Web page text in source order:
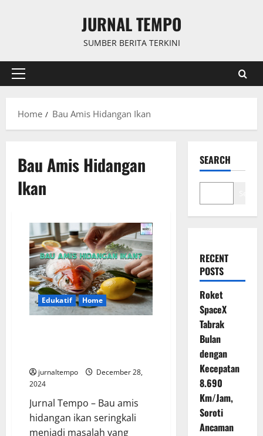
JURNAL TEMPO
SUMBER BERITA TERKINI
Primary
Home
Bau Amis Hidangan Ikan
Bau Amis Hidangan
Ikan
Edukatif Home
jurnaltempo
December 28,
2024
Jurnal Tempo – Bau amis
hidangan ikan seringkali
menjadi masalah yang
SEARCH
RECENT
POSTS
Roket
SpaceX
Tabrak
Bulan
dengan
Kecepatan
8.690
Km/Jam,
Soroti
Ancaman